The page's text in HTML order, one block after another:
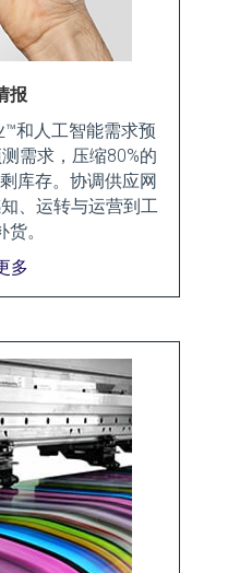
报
™和人工智能需求预
需求，压缩80%的
库存。协调供应网
、运转与运营到工
。
多